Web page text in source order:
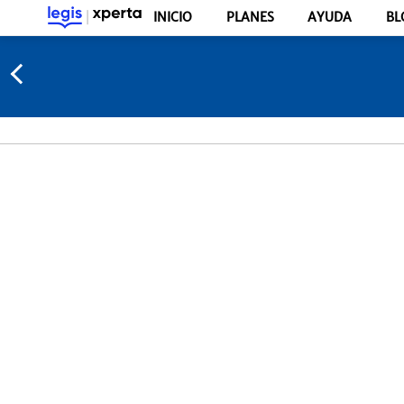
INICIO PLANES AYUDA